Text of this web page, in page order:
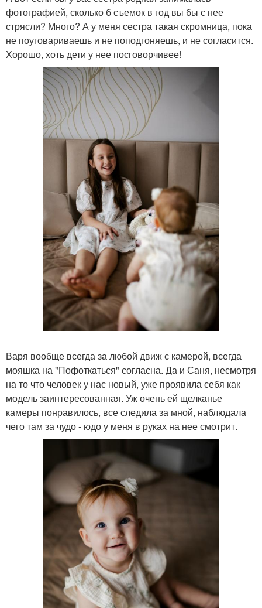
фотографией, сколько б съемок в год вы бы с нее
стрясли? Много? А у меня сестра такая скромница, пока
не поуговариваешь и не поподгоняешь, и не согласится.
Хорошо, хоть дети у нее посговорчивее!
Варя вообще всегда за любой движ с камерой, всегда
мояшка на "Пофоткаться" согласна. Да и Саня, несмотря
на то что человек у нас новый, уже проявила себя как
модель заинтересованная. Уж очень ей щелканье
камеры понравилось, все следила за мной, наблюдала
чего там за чудо - юдо у меня в руках на нее смотрит.